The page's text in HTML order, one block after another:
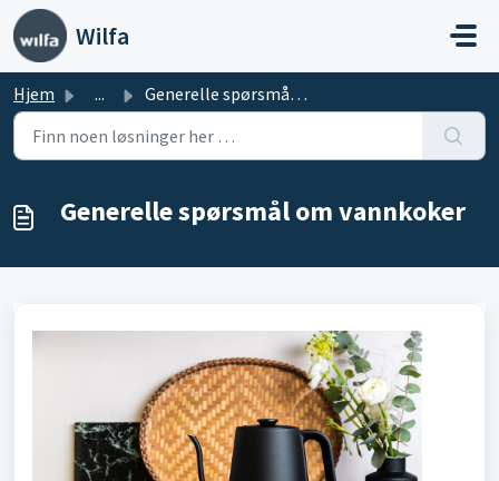
Gå til hovedinnhold
Wilfa
Hjem ... Generelle spørsmål om vannkoker
Generelle spørsmål om vannkoker